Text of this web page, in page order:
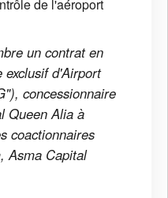
un contrat en
exclusif d'Airport
concessionnaire
Queen Alia à
coactionnaires
Asma Capital